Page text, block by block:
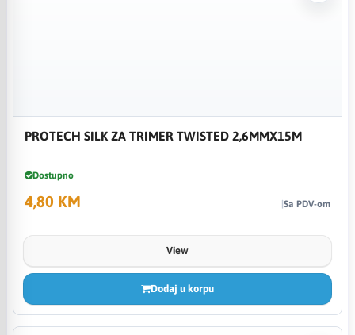
PROTECH SILK ZA TRIMER TWISTED 2,6MMX15M
Dostupno
4,80 KM Sa PDV-om
View
Dodaj u korpu